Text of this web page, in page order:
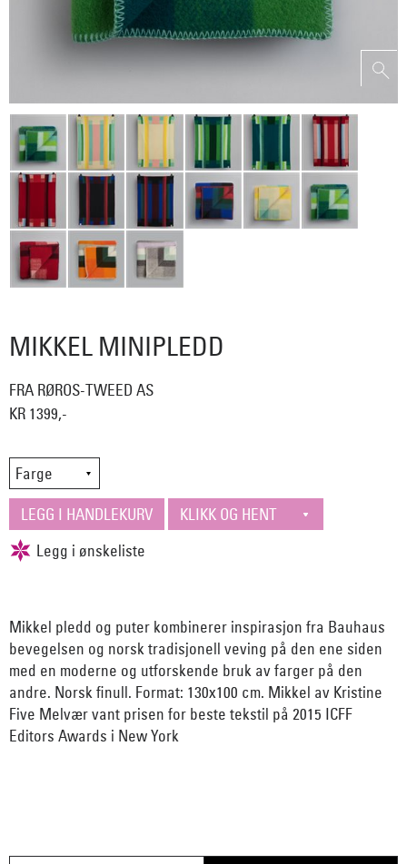
MIKKEL MINIPLEDD
FRA RØROS-TWEED AS
KR 1399,-
Mikkel pledd og puter kombinerer inspirasjon fra Bauhaus
bevegelsen og norsk tradisjonell veving på den ene siden
med en moderne og utforskende bruk av farger på den
andre. Norsk finull. Format: 130x100 cm. Mikkel av Kristine
Five Melvær vant prisen for beste tekstil på 2015 ICFF
Editors Awards i New York